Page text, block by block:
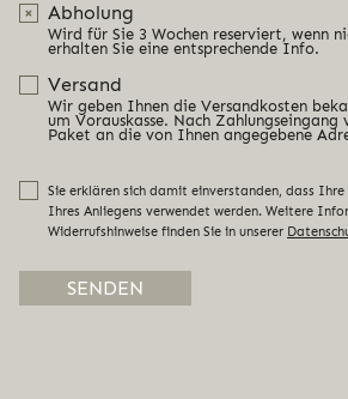
Abholung
Wird für Sie 3 Wochen reserviert, wenn
erhalten Sie eine entsprechende Info.
Versand
Wir geben Ihnen die Versandkosten
um Vorauskasse. Nach Zahlungseingang
Paket an die von Ihnen angegebene
Sie erklären sich damit einverstanden, dass
Ihres Anliegens verwendet werden. Weitere
Widerrufshinweise finden Sie in unserer